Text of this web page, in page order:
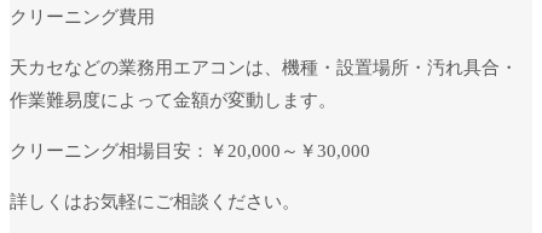
クリーニング費用
天カセなどの業務用エアコンは、機種・設置場所・汚れ具合・
作業難易度によって金額が変動します。
クリーニング相場目安： ￥20,000～￥30,000
詳しくはお気軽にご相談ください。